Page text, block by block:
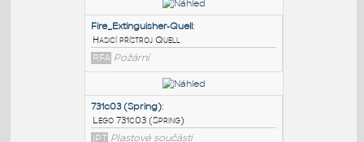
PODOBNÉ BLOKY:
Water well
Kerala well
DWG Exteriéry